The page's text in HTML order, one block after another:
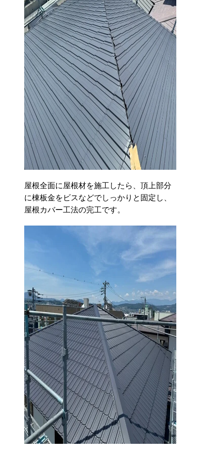
屋根全面に屋根材を施工したら、頂上部分
に棟板金をビスなどでしっかりと固定し、
屋根カバー工法の完工です。